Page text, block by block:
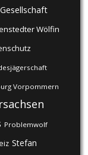
Gesellschaft
Wölfin
Vorpommern
Problemwolf
Stefan